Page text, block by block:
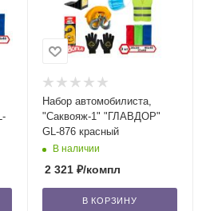
Набор автомобилиста,
"Саквояж-1" "ГЛАВДОР"
GL-876 красный
В наличии
2 321₽/компл
В КОРЗИНУ